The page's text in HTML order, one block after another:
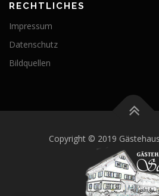
RECHTLICHES
Impressum
Datenschutz
Bildquellen
Copyright © 2019